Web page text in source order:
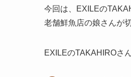
今回は、EXILEの
老舗鮮魚店の娘さんが
EXILEのTAKAHIROさ